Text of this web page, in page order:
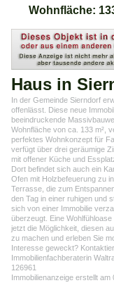
Wohnfläche:
Haus in
In der Gemeinde Sierndorf
offenlässt. Diese neue
beeindruckende
Wohnfläche von ca. 133 m²,
perfektes Wohnkonzept für
verfügt über drei geräumige
mit offener Küche und
Dort befindet sich auch ein
Ofen mit Holzbefeuerung zu
Terrasse, die zum
den Tag in einer ruhigen und
sich von einer Immobilie
überzeugt. Eine
jetzt die Möglichkeit, diesen
zu machen und erleben Sie
Interesse geweckt?
Immobilienfachberaterin
126961
Immobilienanzeige erstellt